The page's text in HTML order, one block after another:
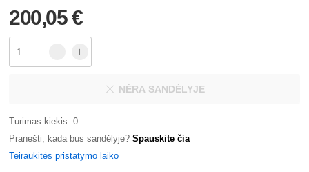
200,05 €
NĖRA SANDĖLYJE
Turimas kiekis: 0
Pranešti, kada bus sandėlyje? Spauskite čia
Teiraukitės pristatymo laiko